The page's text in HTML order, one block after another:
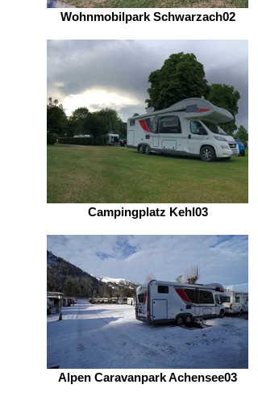
Wohnmobilpark Schwarzach02
Campingplatz Kehl03
Alpen Caravanpark Achensee03